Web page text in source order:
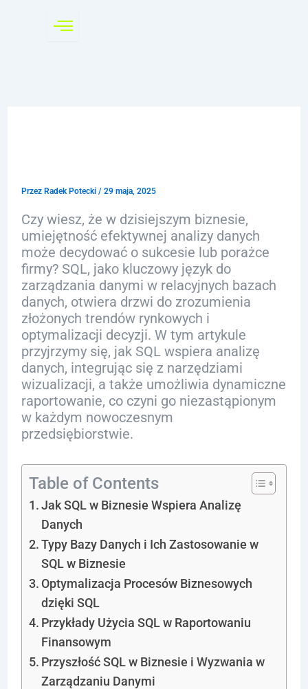
Przez Radek Potecki / 29 maja, 2025
Czy wiesz, że w dzisiejszym biznesie,
umiejętność efektywnej analizy danych
może decydować o sukcesie lub porażce
firmy? SQL, jako kluczowy język do
zarządzania danymi w relacyjnych bazach
danych, otwiera drzwi do zrozumienia
złożonych trendów rynkowych i
optymalizacji decyzji. W tym artykule
przyjrzymy się, jak SQL wspiera analizę
danych, integrując się z narzędziami
wizualizacji, a także umożliwia dynamiczne
raportowanie, co czyni go niezastąpionym
w każdym nowoczesnym
przedsiębiorstwie.
Table of Contents
Jak SQL w Biznesie Wspiera Analizę
Danych
Typy Bazy Danych i Ich Zastosowanie w
SQL w Biznesie
Optymalizacja Procesów Biznesowych
dzięki SQL
Przykłady Użycia SQL w Raportowaniu
Finansowym
Przyszłość SQL w Biznesie i Wyzwania w
Zarządzaniu Danymi